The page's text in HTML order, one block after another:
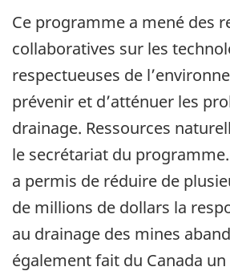
Ce programme a mené des
collaboratives sur les
respectueuses de
prévenir et d’atténuer les
drainage. Ressources
le secrétariat du
a permis de réduire de
de millions de dollars la
au drainage des mines
également fait du Canada